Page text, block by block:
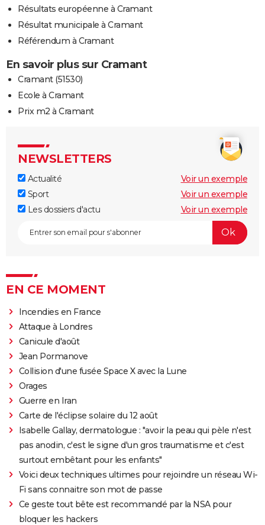
Résultats européenne à Cramant
Résultat municipale à Cramant
Référendum à Cramant
En savoir plus sur Cramant
Cramant (51530)
Ecole à Cramant
Prix m2 à Cramant
NEWSLETTERS
Actualité
Voir un exemple
Sport
Voir un exemple
Les dossiers d'actu
Voir un exemple
EN CE MOMENT
Incendies en France
Attaque à Londres
Canicule d'août
Jean Pormanove
Collision d'une fusée Space X avec la Lune
Orages
Guerre en Iran
Carte de l'éclipse solaire du 12 août
Isabelle Gallay, dermatologue : "avoir la peau qui pèle n'est
pas anodin, c'est le signe d'un gros traumatisme et c'est
surtout embêtant pour les enfants"
Voici deux techniques ultimes pour rejoindre un réseau Wi-
Fi sans connaitre son mot de passe
Ce geste tout bête est recommandé par la NSA pour
bloquer les hackers